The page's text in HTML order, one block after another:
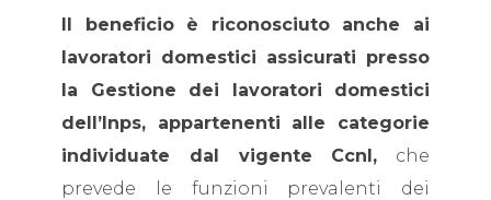
Il beneficio è riconosciuto anche ai
lavoratori domestici assicurati presso
la Gestione dei lavoratori domestici
dell’Inps, appartenenti alle categorie
individuate dal vigente Ccnl, che
prevede le funzioni prevalenti dei